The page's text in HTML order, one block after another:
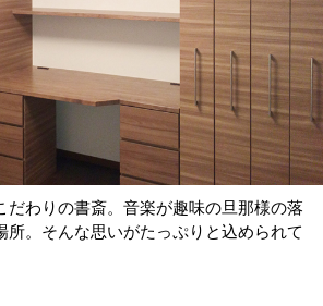
だわりの書斎。音楽が趣味の旦那様の落
所。そんな思いがたっぷりと込められて